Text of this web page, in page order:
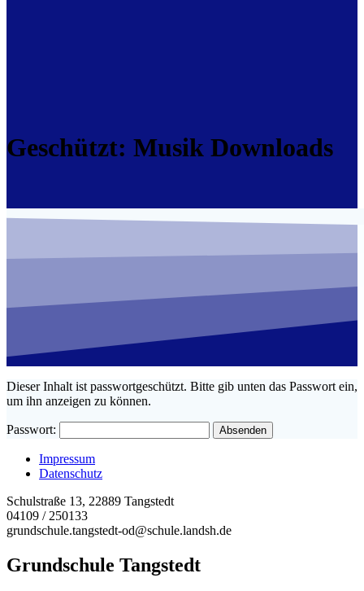
Geschützt: Musik Downloads
Dieser Inhalt ist passwortgeschützt. Bitte gib unten das Passwort ein,
um ihn anzeigen zu können.
Passwort:
Impressum
Datenschutz
Schulstraße 13, 22889 Tangstedt
04109 / 250133
grundschule.tangstedt-od@schule.landsh.de
Grundschule Tangstedt